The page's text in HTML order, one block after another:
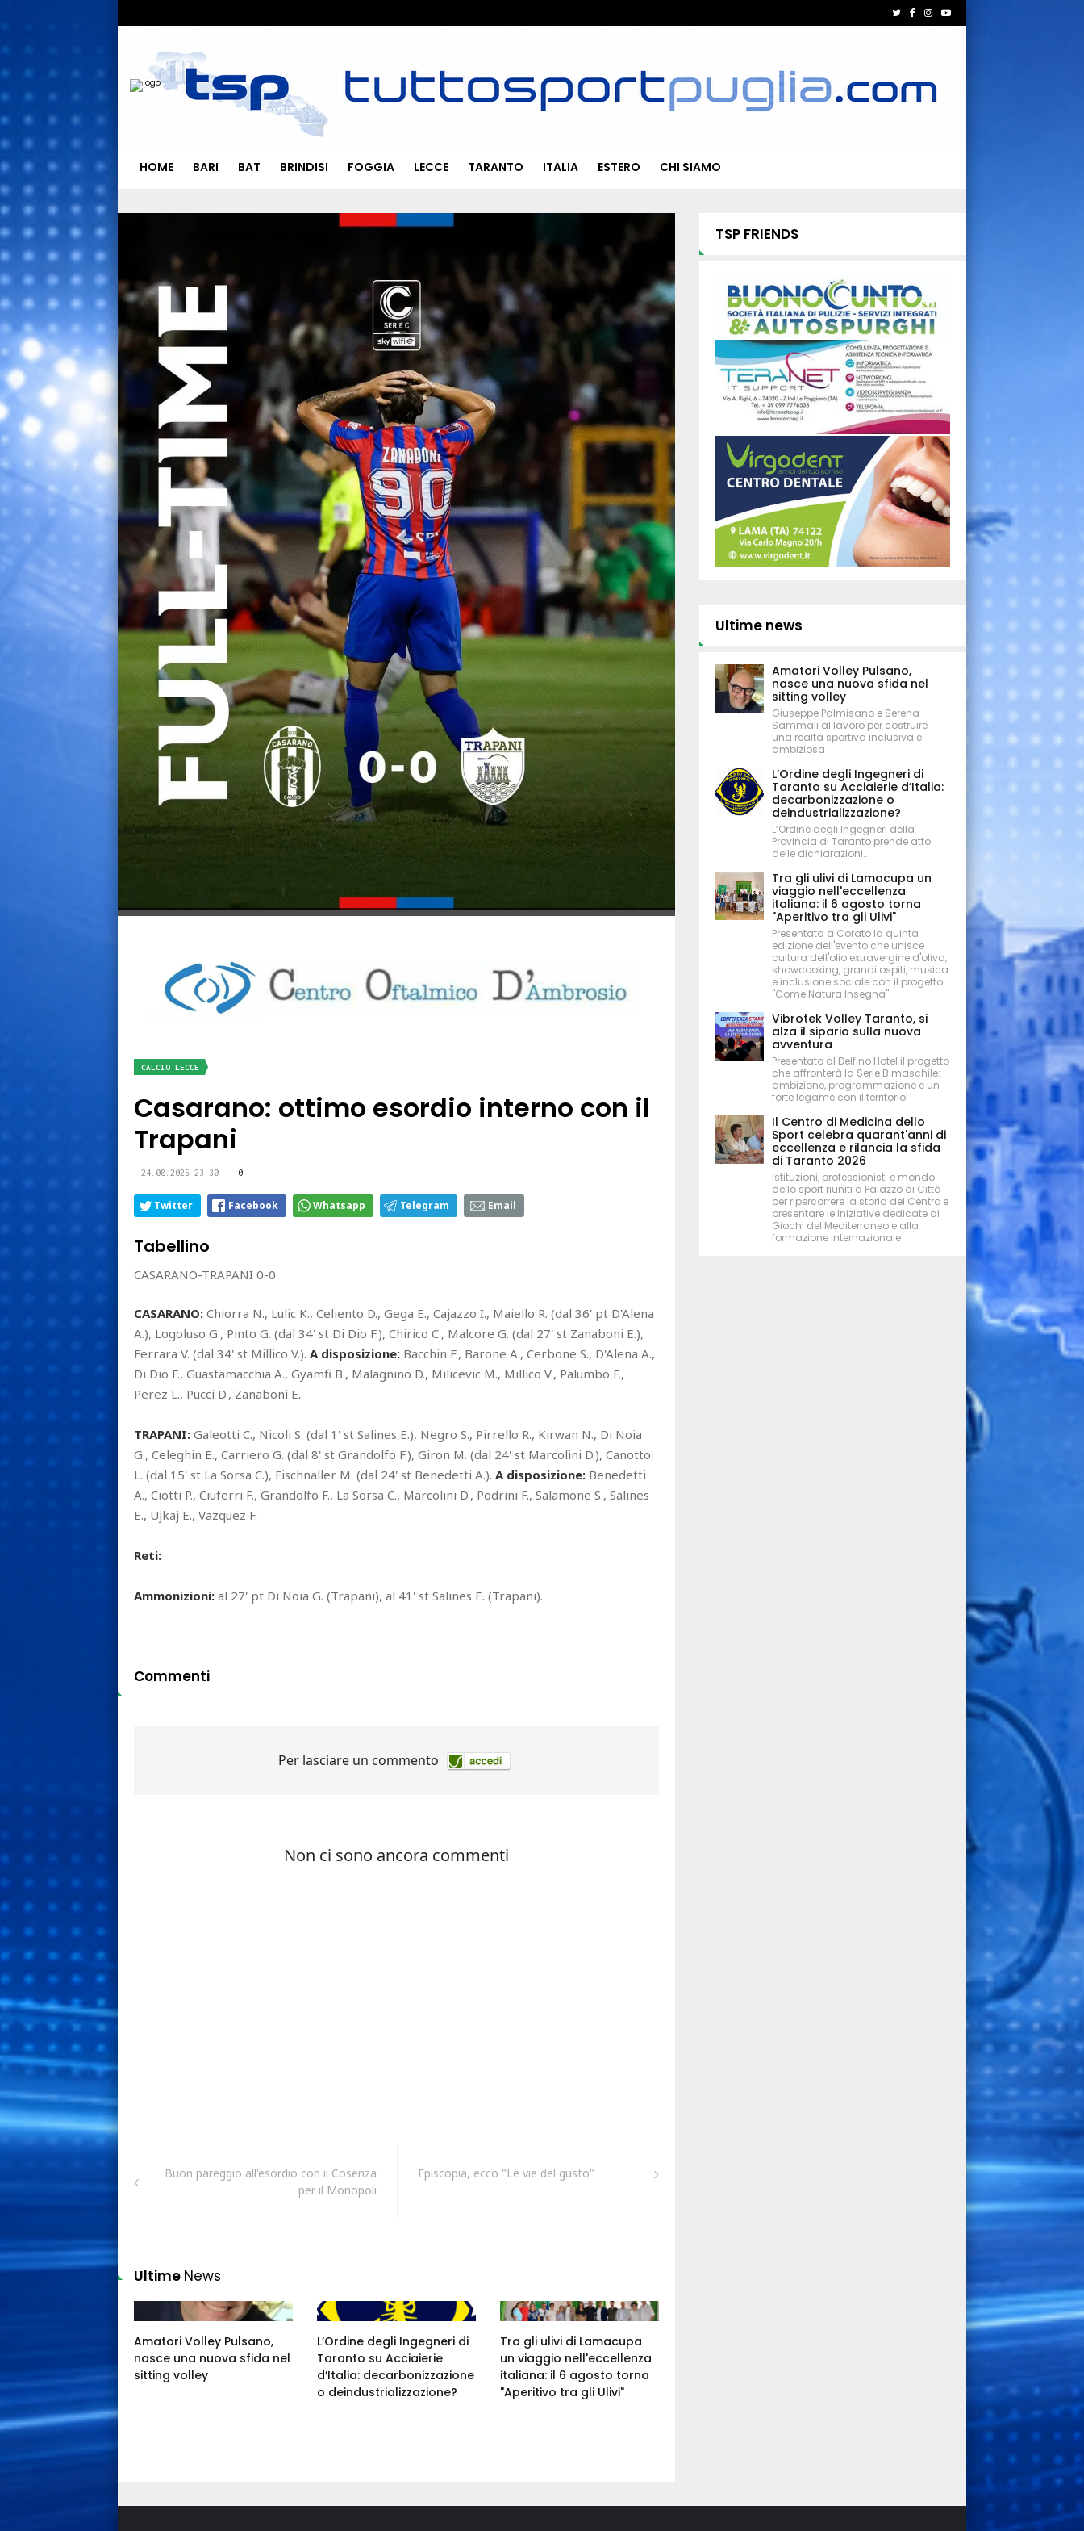
HOME BARI BAT BRINDISI FOGGIA LECCE TARANTO ITALIA ESTERO CHI SIAMO
CALCIO LECCE
Casarano: ottimo esordio interno con il
Trapani
24.08.2025 23:30 0
Twitter Facebook Whatsapp Telegram Email
Tabellino
CASARANO-TRAPANI 0-0
CASARANO: Chiorra N., Lulic K., Celiento D., Gega E., Cajazzo I., Maiello R. (dal 36' pt D'Alena
A.), Logoluso G., Pinto G. (dal 34' st Di Dio F.), Chirico C., Malcore G. (dal 27' st Zanaboni E.),
Ferrara V. (dal 34' st Millico V.). A disposizione: Bacchin F., Barone A., Cerbone S., D'Alena A.,
Di Dio F., Guastamacchia A., Gyamfi B., Malagnino D., Milicevic M., Millico V., Palumbo F.,
Perez L., Pucci D., Zanaboni E.
TRAPANI: Galeotti C., Nicoli S. (dal 1' st Salines E.), Negro S., Pirrello R., Kirwan N., Di Noia
G., Celeghin E., Carriero G. (dal 8' st Grandolfo F.), Giron M. (dal 24' st Marcolini D.), Canotto
L. (dal 15' st La Sorsa C.), Fischnaller M. (dal 24' st Benedetti A.). A disposizione: Benedetti
A., Ciotti P., Ciuferri F., Grandolfo F., La Sorsa C., Marcolini D., Podrini F., Salamone S., Salines
E., Ujkaj E., Vazquez F.
Reti:
Ammonizioni: al 27' pt Di Noia G. (Trapani), al 41' st Salines E. (Trapani).
Commenti
Buon pareggio all'esordio con il Cosenza
per il Monopoli
Episcopia, ecco "Le vie del gusto"
Ultime News
Amatori Volley Pulsano,
nasce una nuova sfida nel
sitting volley
L’Ordine degli Ingegneri di
Taranto su Acciaierie
d’Italia: decarbonizzazione
o deindustrializzazione?
Tra gli ulivi di Lamacupa
un viaggio nell'eccellenza
italiana: il 6 agosto torna
"Aperitivo tra gli Ulivi"
TSP FRIENDS
Ultime news
Amatori Volley Pulsano,
nasce una nuova sfida nel
sitting volley
Giuseppe Palmisano e Serena
Sammali al lavoro per costruire
una realtà sportiva inclusiva e
ambiziosa
L’Ordine degli Ingegneri di
Taranto su Acciaierie d’Italia:
decarbonizzazione o
deindustrializzazione?
L’Ordine degli Ingegneri della
Provincia di Taranto prende atto
delle dichiarazioni...
Tra gli ulivi di Lamacupa un
viaggio nell'eccellenza
italiana: il 6 agosto torna
"Aperitivo tra gli Ulivi"
Presentata a Corato la quinta
edizione dell'evento che unisce
cultura dell'olio extravergine d'oliva,
showcooking, grandi ospiti, musica
e inclusione sociale con il progetto
"Come Natura Insegna"
Vibrotek Volley Taranto, si
alza il sipario sulla nuova
avventura
Presentato al Delfino Hotel il progetto
che affronterà la Serie B maschile:
ambizione, programmazione e un
forte legame con il territorio
Il Centro di Medicina dello
Sport celebra quarant'anni di
eccellenza e rilancia la sfida
di Taranto 2026
Istituzioni, professionisti e mondo
dello sport riuniti a Palazzo di Città
per ripercorrere la storia del Centro e
presentare le iniziative dedicate ai
Giochi del Mediterraneo e alla
formazione internazionale